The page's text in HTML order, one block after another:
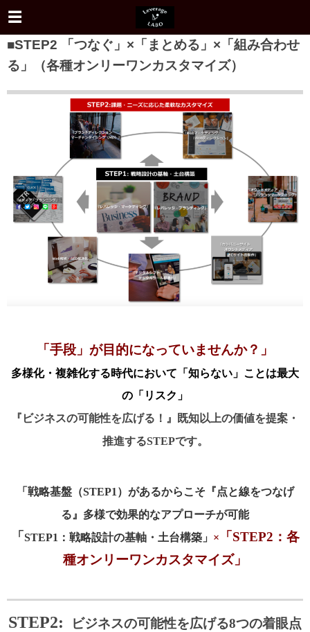
■STEP2 「つなぐ」×「まとめる」×「組み合わせ
る」（各種オンリーワンカスタマイズ）
「手段」が目的になっていませんか？」
多様化・複雑化する時代において「知らない」ことは最大
の「リスク」
『ビジネスの可能性を広げる！』既知以上の価値を提案・
推進するSTEPです。
「戦略基盤（STEP1）があるからこそ『点と線をつなげ
る』多様で効果的なアプローチが可能
「 STEP1：戦略設計の基軸・土台構築」 ×
「STEP2：各
種オンリーワンカスタマイズ」
STEP2: ビジネスの可能性を広げる8つの着眼点